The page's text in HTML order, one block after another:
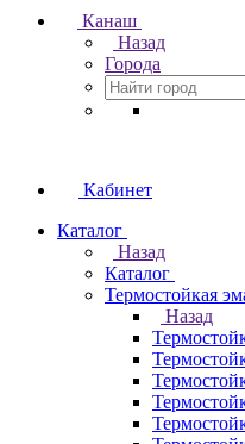
Канаш
Назад
Города
Кабинет
Каталог
Назад
Каталог
Термостойкая
Назад